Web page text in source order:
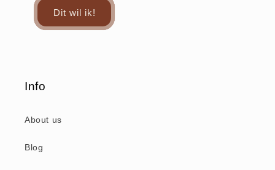
Dit wil ik!
Info
About us
Blog